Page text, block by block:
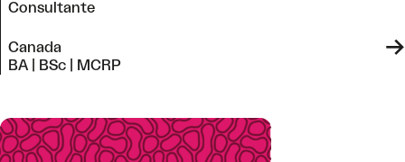
Consultante
Canada
BA | BSc | MCRP
->